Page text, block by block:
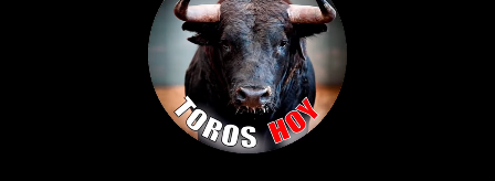
7 de agosto de 2026